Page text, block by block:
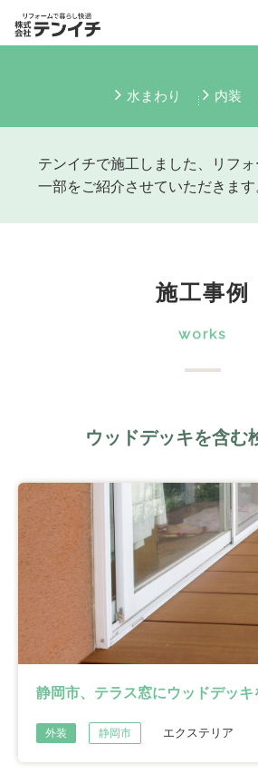
水まわり 内装
テンイチで施工しました、リフ
一部をご紹介させていただきます
施工事例
works
ウッドデッキを含む
静岡市、テラス窓にウッドデッキ
外装 静岡市 エクステリア